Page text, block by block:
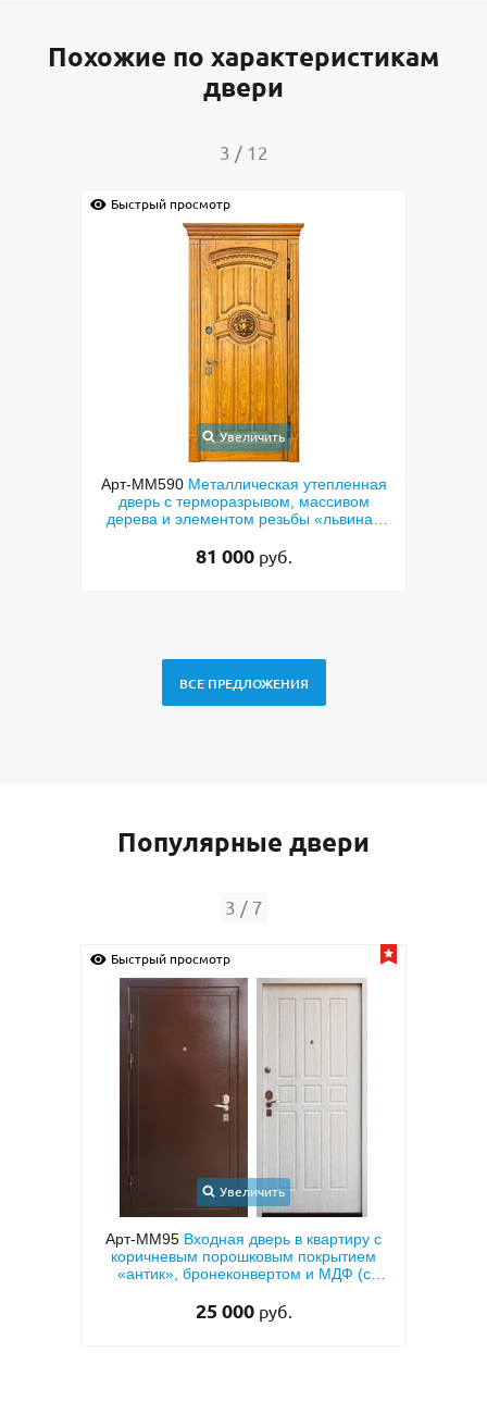
Похожие по характеристикам
двери
4 / 12
Быстрый просмотр
Увеличить
Арт-ММ152Широкая утепленная входная
дверь с отделкой массивом дерева
ВСЕ ПРЕДЛОЖЕНИЯ
Популярные двери
4 / 7
Быстрый просмотр
Увеличить
Арт-ММ1573Входная дверь с
металлофиленкой, бугельной ручкой и
темно-серым порошковым покрытием
45 000 руб.